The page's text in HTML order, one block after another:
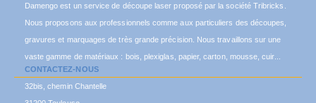
Damengo est un service de découpe laser proposé par la société Tribricks.
Nous proposons aux professionnels comme aux particuliers des découpes,
gravures et marquages de très grande précision. Nous travaillons sur une
vaste gamme de matériaux : bois, plexiglas, papier, carton, mousse, cuir...
CONTACTEZ-NOUS
32bis, chemin Chantelle